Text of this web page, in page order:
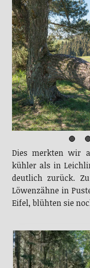
Dies merkten wir
kühler als in
deutlich zurück.
Löwenzähne in
Eifel, blühten sie